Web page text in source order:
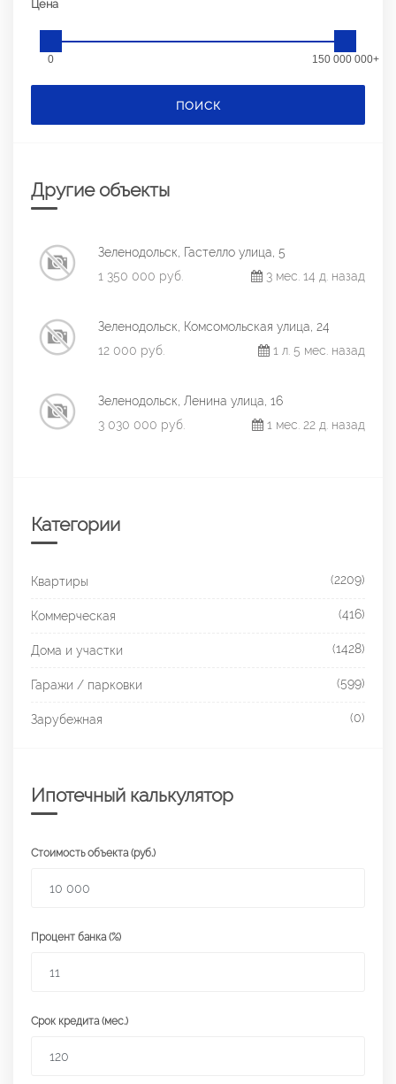
Цена
0 150 000 000+
ПОИСК
Другие объекты
Зеленодольск, Гастелло улица, 5
1 350 000 руб.
3 мес. 14 д. назад
Зеленодольск, Комсомольская улица, 24
12 000 руб.
1 л. 5 мес. назад
Зеленодольск, Ленина улица, 16
3 030 000 руб.
1 мес. 22 д. назад
Категории
Квартиры (2209)
Коммерческая (416)
Дома и участки (1428)
Гаражи / парковки (599)
Зарубежная (0)
Ипотечный калькулятор
Стоимость объекта (руб.)
Процент банка (%)
Срок кредита (мес.)